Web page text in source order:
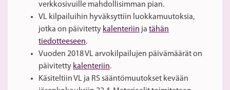
verkkosivuille mahdollisimman pian.
VL kilpailuihin hyväksyttiin luokkamuutoksia,
jotka on päivitetty kalenteriin ja tähän
tiedotteeseen.
Vuoden 2018 VL arvokilpailujen päivämäärät on
päivitetty kalenteriin.
Käsiteltiin VL ja RS sääntömuutokset kevään